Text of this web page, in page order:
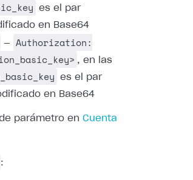
es el par
en Base64
—
Authorization:
, en las
es el par
en Base64
parámetro en Cuenta
: